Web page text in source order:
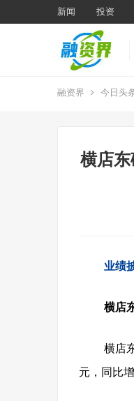
新闻 投资
融资界 今日头
横店
业绩
横店
横店
元，同比增